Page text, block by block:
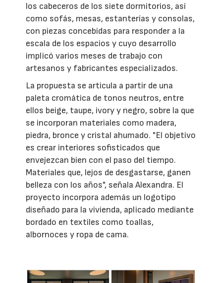
los cabeceros de los siete dormitorios, así
como sofás, mesas, estanterías y consolas,
con piezas concebidas para responder a la
escala de los espacios y cuyo desarrollo
implicó varios meses de trabajo con
artesanos y fabricantes especializados.
La propuesta se articula a partir de una
paleta cromática de tonos neutros, entre
ellos beige, taupe, ivory y negro, sobre la que
se incorporan materiales como madera,
piedra, bronce y cristal ahumado. "El objetivo
es crear interiores sofisticados que
envejezcan bien con el paso del tiempo.
Materiales que, lejos de desgastarse, ganen
belleza con los años", señala Alexandra. El
proyecto incorpora además un logotipo
diseñado para la vivienda, aplicado mediante
bordado en textiles como toallas,
albornoces y ropa de cama.